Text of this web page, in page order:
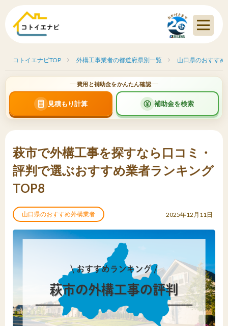
コトイエナビTOP 外構工事業者の都道府県別一覧 山口県のおすす
費用と補助金をかんたん確認
見積もり計算 補助金を検索
萩市で外構工事を探すなら口コミ・
評判で選ぶおすすめ業者ランキング
TOP8
山口県のおすすめ外構業者 2025年12月11日